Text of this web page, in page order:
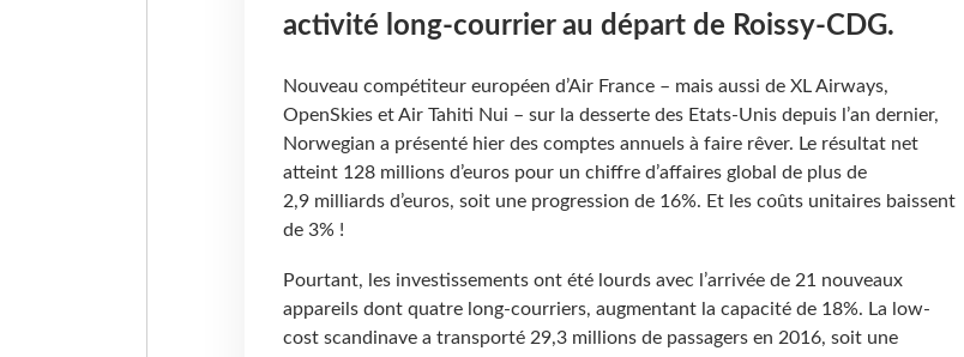
activité long-courrier au départ de Roissy-CDG.
Nouveau compétiteur européen d’Air France – mais aussi de XL Airways,
OpenSkies et Air Tahiti Nui – sur la desserte des Etats-Unis depuis l’an dernier,
Norwegian a présenté hier des comptes annuels à faire rêver. Le résultat net
atteint 128 millions d’euros pour un chiffre d’affaires global de plus de
2,9 milliards d’euros, soit une progression de 16%. Et les coûts unitaires baissent
de 3% !
Pourtant, les investissements ont été lourds avec l’arrivée de 21 nouveaux
appareils dont quatre long-courriers, augmentant la capacité de 18%. La low-
cost scandinave a transporté 29,3 millions de passagers en 2016, soit une